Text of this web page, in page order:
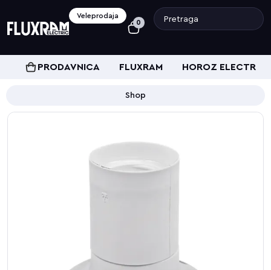
Veleprodaja
0
PRODAVNICA FLUXRAM HOROZ ELECTRIC
Shop